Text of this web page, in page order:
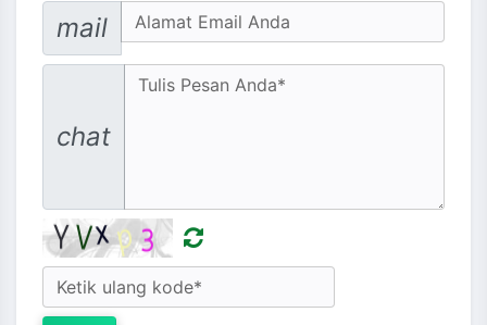
Email address
mail
chat